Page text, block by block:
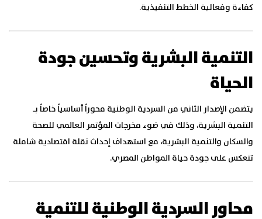
كفاءة وفعالية الخطط التنفيذية.
التنمية البشرية وتحسين جودة
الحياة
يتضمن الإصدار الثاني من السردية الوطنية محوراً أساسياً خاصاً بـ
التنمية البشرية، وذلك في ضوء مخرجات المؤتمر العالمي للصحة
والسكان والتنمية البشرية، مع استهداف إحداث نقلة اقتصادية شاملة
تنعكس على جودة حياة المواطن المصري.
محاور السردية الوطنية للتنمية